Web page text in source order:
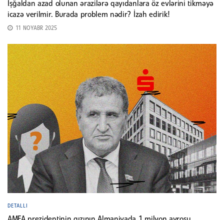
İşğaldan azad olunan ərazilərə qayıdanlara öz evlərini tikməyə
icazə verilmir. Burada problem nədir? İzah edirik!
11 NOYABR 2025
DETALLI